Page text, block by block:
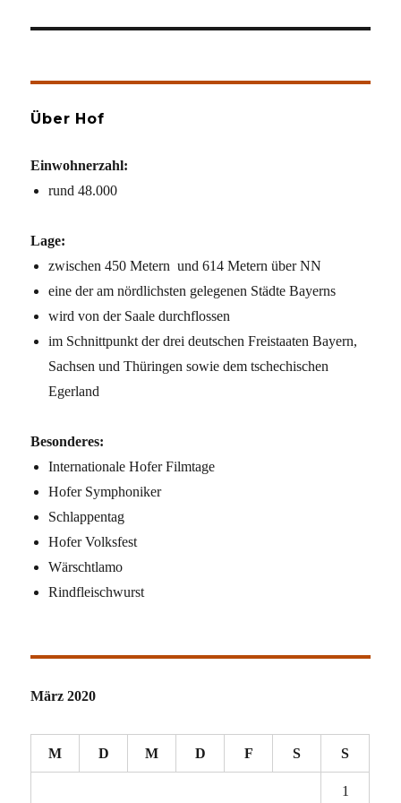
Über Hof
Einwohnerzahl:
rund 48.000
Lage:
zwischen 450 Metern und 614 Metern über NN
eine der am nördlichsten gelegenen Städte Bayerns
wird von der Saale durchflossen
im Schnittpunkt der drei deutschen Freistaaten Bayern,
Sachsen und Thüringen sowie dem tschechischen
Egerland
Besonderes:
Internationale Hofer Filmtage
Hofer Symphoniker
Schlappentag
Hofer Volksfest
Wärschtlamo
Rindfleischwurst
März 2020
M D M D F S S
1